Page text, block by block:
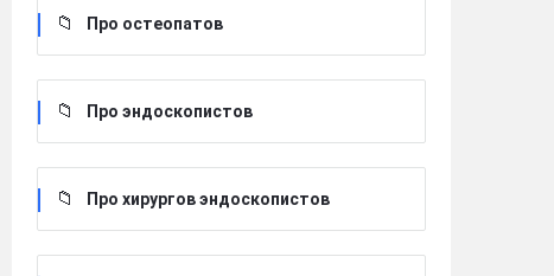
Про остеопатов
Про эндоскопистов
Про хирургов эндоскопистов